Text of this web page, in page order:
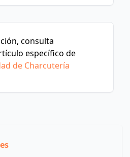
consulta
específico de
de Charcutería